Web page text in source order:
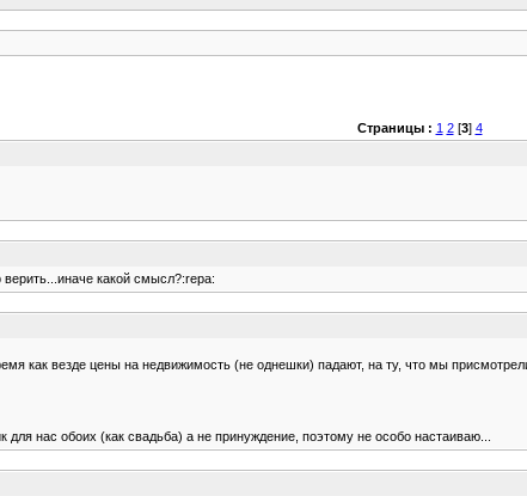
Страницы : 1 2[3] 4
какой смысл?:repa:
как везде цены на недвижимость (не однешки) падают, на ту, что мы
нас обоих (как свадьба) а не принуждение, поэтому не особо настаиваю...